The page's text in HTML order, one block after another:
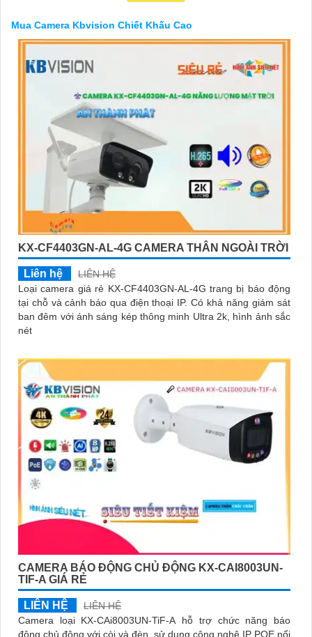
"Chúng tôi cam kết cung cấp Camera Kbvision chính hãng
với chiết khấu cao nhất trên thị trường. Hãy đến với chúng tôi để
nghiệp về giải pháp an ninh cần thiết!"
Hy vọng những câu giới thiệu trên sẽ giúp bạn thành công trong
việc tiếp cận khách hàng và tăng cơ hội bán hàng của bạn. Nếu
tôi hỗ trợ bạn tốt hơn!
Mua Camera Kbvision Chiết Khấu Cao
KX-CF4403GN-AL-4G CAMERA THÂN NGOÀI TRỜI
Liên hệ
LIÊN HỆ
Loại camera giá rẻ KX-CF4403GN-AL-4G trang bị báo động
tại chỗ và cảnh báo qua điện thoại IP. Có khả năng giám sát
ban đêm với ánh sáng kép thông minh Ultra 2k, hình ảnh sắc
nét
CAMERA BÁO ĐỘNG CHỦ ĐỘNG KX-CAI8003UN-
TIF-A GIÁ RẺ
LIÊN HỆ
LIÊN HỆ
Camera loại KX-CAi8003UN-TiF-A hỗ trợ chức năng báo
động chủ động với còi và đèn, sử dụng công nghệ IP POE nổi